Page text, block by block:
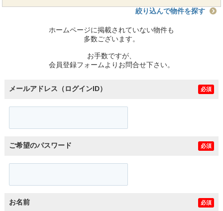
絞り込んで物件を探す
ホームページに掲載されていない物件も
多数ございます。
お手数ですが、
会員登録フォームよりお問合せ下さい。
メールアドレス（ログインID） 必須
ご希望のパスワード 必須
お名前 必須